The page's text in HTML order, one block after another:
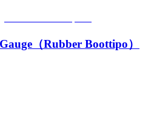
（Rubber Boottipo）